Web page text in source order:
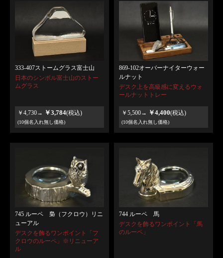
333-407ストームグラス富士山
日本のシンボル富士山のストー
ムグラス
￥4,730→ ￥3,784(税込)
(10個名入れ無し価格)
869-102オーバーナイターウォー
ルナット
デスク上を高級感に変えるウォ
ールナットトレー
￥5,500→ ￥4,400(税込)
(10個名入れ無し価格)
745 ルーペ 梟（フクロウ）リニ
ューアル
デスクを飾るワンポイント「フ
クロウのルーペ」※リニューア
ル
744 ルーペ 馬
デスクを飾るワンポイント「馬
のルーペ」